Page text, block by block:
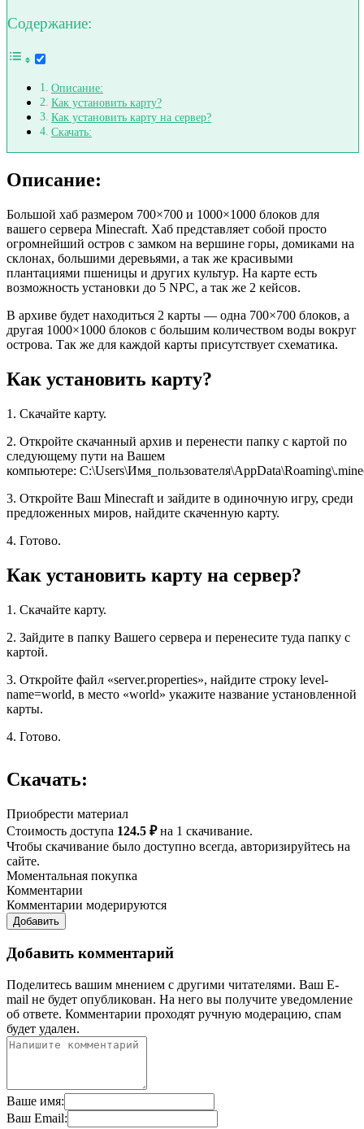
Содержание:
Описание:
Как установить карту?
Как установить карту на сервер?
Скачать:
Описание:
Большой хаб размером 700×700 и 1000×1000 блоков для
вашего сервера Minecraft. Хаб представляет собой просто
огромнейший остров с замком на вершине горы, домиками на
склонах, большими деревьями, а так же красивыми
плантациями пшеницы и других культур. На карте есть
возможность установки до 5 NPC, а так же 2 кейсов.
В архиве будет находиться 2 карты — одна 700×700 блоков, а
другая 1000×1000 блоков с большим количеством воды вокруг
острова. Так же для каждой карты присутствует схематика.
Как установить карту?
1. Скачайте карту.
2. Откройте скачанный архив и перенести папку с картой по
следующему пути на Вашем
компьютере:
3. Откройте Ваш Minecraft и зайдите в одиночную игру, среди
предложенных миров, найдите скаченную карту.
4. Готово.
Как установить карту на сервер?
1. Скачайте карту.
2. Зайдите в папку Вашего сервера и перенесите туда папку с
картой.
3. Откройте файл «server.properties», найдите строку level-
name=world, в место «world» укажите название установленной
карты.
4. Готово.
Скачать:
Приобрести материал
Стоимость доступа 124.5 ₽на 1 скачивание.
Чтобы скачивание было доступно всегда, авторизируйтесь на
сайте.
Моментальная покупка
Комментарии
Комментарии модерируются
Добавить
Добавить комментарий
Поделитесь вашим мнением с другими читателями. Ваш E-
mail не будет опубликован. На него вы получите уведомление
об ответе. Комментарии проходят ручную модерацию, спам
будет удален.
Ваше имя:
Ваш Email: